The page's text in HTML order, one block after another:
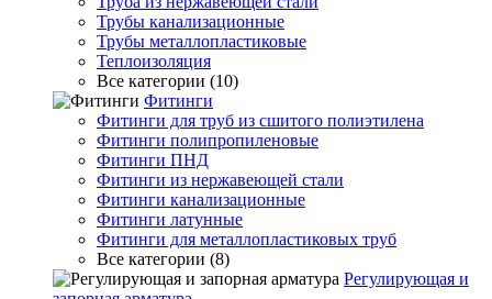
Трубы канализационные
Трубы металлопластиковые
Теплоизоляция
Все категории (10)
Фитинги
Фитинги для труб из сшитого полиэтилена
Фитинги полипропиленовые
Фитинги ПНД
Фитинги из нержавеющей стали
Фитинги канализационные
Фитинги латунные
Фитинги для металлопластиковых труб
Все категории (8)
Регулирующая и